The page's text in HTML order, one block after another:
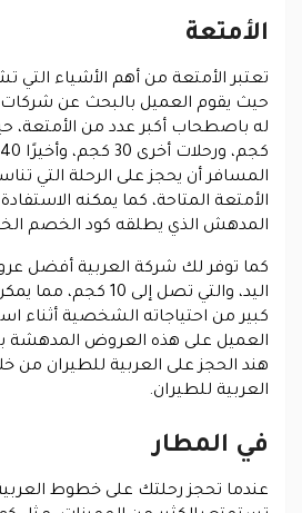
الأمتعة
تعتبر الأمتعة من أهم الأشياء التي
حيث يقوم العميل بالبحث عن شركات
المسافر أن يحجز على الرحلة التي
الأمتعة المتاحة، كما يمكنه
المدهش الذي يطلقه كود الخصم
كما توفر لك شركة العربية أفضل
اليد، والتي تصل إلى
كبير من احتياجاته الشخصية أثناء
العميل على هذه العروض المدهشة
هند الحجز على العربية للطيران من
العربية للطيران.
في المطار
عندما تحجز رحلتك على خطوط